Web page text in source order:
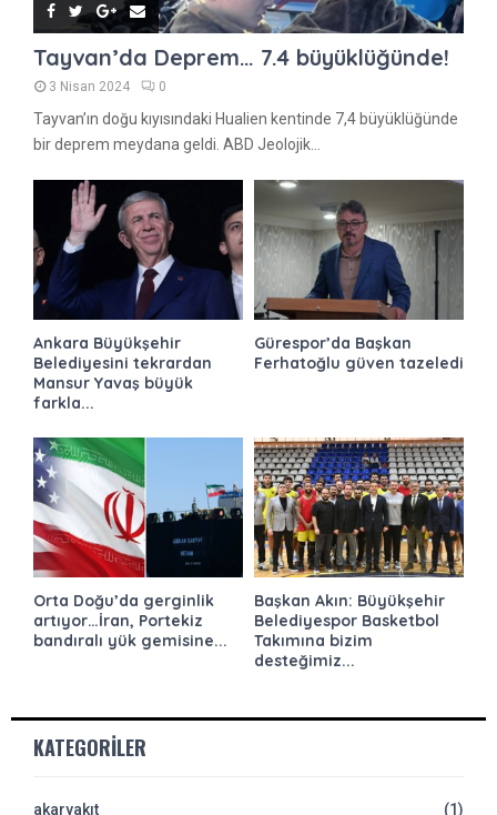
Tayvan’da Deprem… 7.4 büyüklüğünde!
3 Nisan 2024 0
Tayvan’ın doğu kıyısındaki Hualien kentinde 7,4 büyüklüğünde
bir deprem meydana geldi. ABD Jeolojik...
Ankara Büyükşehir
Belediyesini tekrardan
Mansur Yavaş büyük
farkla...
Gürespor’da Başkan
Ferhatoğlu güven tazeledi
Orta Doğu’da gerginlik
artıyor…İran, Portekiz
bandıralı yük gemisine...
Başkan Akın: Büyükşehir
Belediyespor Basketbol
Takımına bizim
desteğimiz...
KATEGORILER
akaryakıt (1)